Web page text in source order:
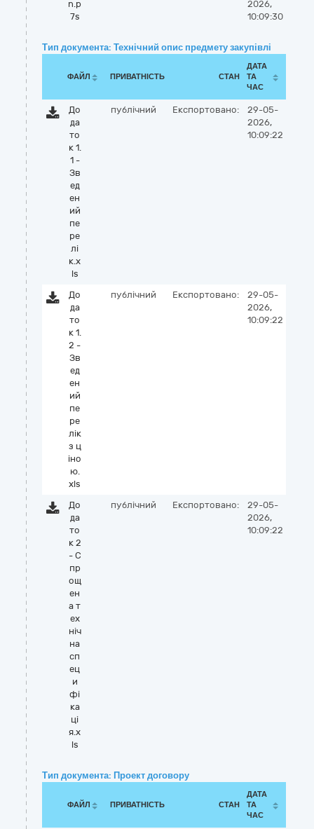
n.p
7s
2026,
10:09:30
Тип документа: Технічний опис предмету закупівлі
ФАЙЛ ПРИВАТНІСТЬ СТАН
ДАТА
ТА
ЧАС
До
да
то
к 1.
1 -
Зв
ед
ен
ий
пе
ре
лі
к.x
ls
публічний Експортовано:
29-05-
2026,
10:09:22
До
да
то
к 1.
2 -
Зв
ед
ен
ий
пе
ре
лік
з ц
іно
ю.
xls
публічний Експортовано:
29-05-
2026,
10:09:22
До
да
то
к 2
- С
пр
ощ
ен
а т
ех
ніч
на
сп
ец
и
фі
ка
ці
я.x
ls
публічний Експортовано:
29-05-
2026,
10:09:22
Тип документа: Проект договору
ФАЙЛ ПРИВАТНІСТЬ СТАН
ДАТА
ТА
ЧАС